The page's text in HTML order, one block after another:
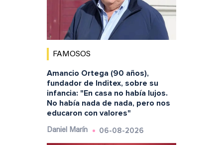
FAMOSOS
Amancio Ortega (90 años),
fundador de Inditex, sobre su
infancia: "En casa no había lujos.
No había nada de nada, pero nos
educaron con valores"
Daniel Marín 06-08-2026